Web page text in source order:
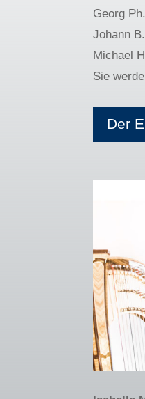
Georg
Johann
Michael
Sie
Der